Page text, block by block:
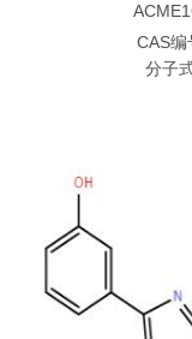
CAS编
分子